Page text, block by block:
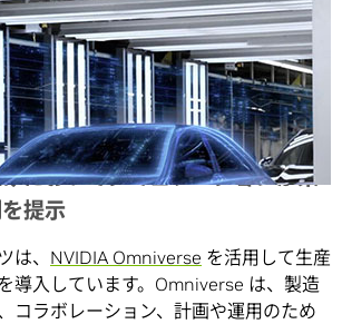
においてシミュレーションが果
提示
は、 NVIDIA Omniverse を活用して生産
導入しています。Omniverse は、製造
コラボレーション、計画や運用のため